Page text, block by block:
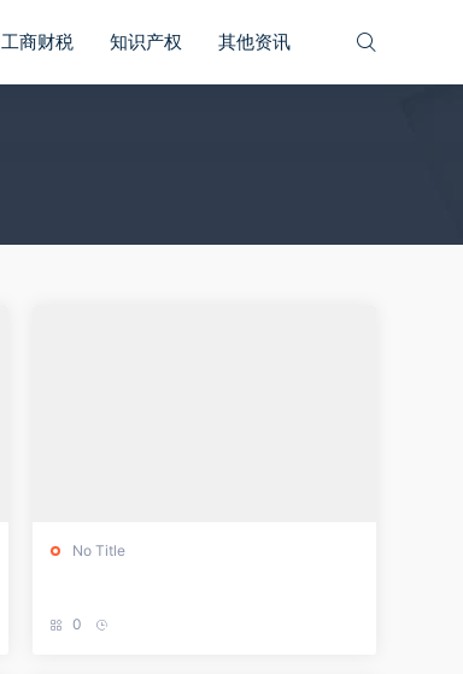
工商财税 知识产权 其他资讯
No Title
0